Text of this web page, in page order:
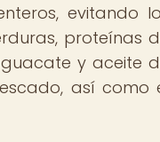
evitando
proteínas
y aceite
así como